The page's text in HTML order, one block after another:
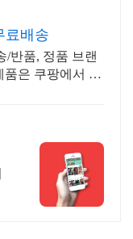
료배송
/반품, 정품 브랜
품은 쿠팡에서 더